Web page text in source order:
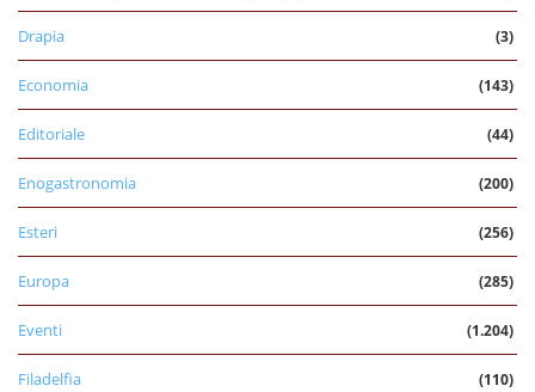
Drapia (3)
Economia (143)
Editoriale (44)
Enogastronomia (200)
Esteri (256)
Europa (285)
Eventi (1.204)
Filadelfia (110)